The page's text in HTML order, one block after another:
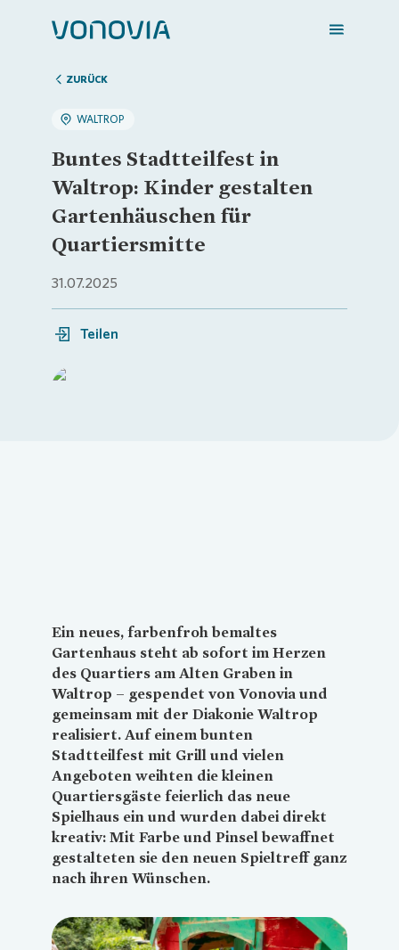
Zuhause finden
Mein Zuhause
Meine Stadt
ZURÜCK
WALTROP
Buntes Stadtteilfest in
Waltrop: Kinder gestalten
Gartenhäuschen für
Quartiersmitte
31.07.2025
Teilen
Ein neues, farbenfroh bemaltes
Gartenhaus steht ab sofort im Herzen
des Quartiers am Alten Graben in
Waltrop – gespendet von Vonovia und
gemeinsam mit der Diakonie Waltrop
realisiert. Auf einem bunten
Stadtteilfest mit Grill und vielen
Angeboten weihten die kleinen
Quartiersgäste feierlich das neue
Spielhaus ein und wurden dabei direkt
kreativ: Mit Farbe und Pinsel bewaffnet
gestalteten sie den neuen Spieltreff ganz
nach ihren Wünschen.